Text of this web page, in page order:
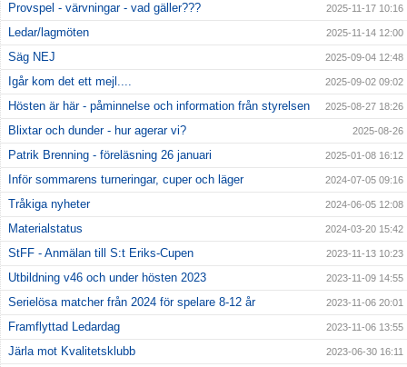
Provspel - värvningar - vad gäller??? 2025-11-17 10:16
Ledar/lagmöten 2025-11-14 12:00
Säg NEJ 2025-09-04 12:48
Igår kom det ett mejl.... 2025-09-02 09:02
Hösten är här - påminnelse och information från styrelsen 2025-08-27 18:26
Blixtar och dunder - hur agerar vi? 2025-08-26
Patrik Brenning - föreläsning 26 januari 2025-01-08 16:12
Inför sommarens turneringar, cuper och läger 2024-07-05 09:16
Tråkiga nyheter 2024-06-05 12:08
Materialstatus 2024-03-20 15:42
StFF - Anmälan till S:t Eriks-Cupen 2023-11-13 10:23
Utbildning v46 och under hösten 2023 2023-11-09 14:55
Serielösa matcher från 2024 för spelare 8-12 år 2023-11-06 20:01
Framflyttad Ledardag 2023-11-06 13:55
Järla mot Kvalitetsklubb 2023-06-30 16:11